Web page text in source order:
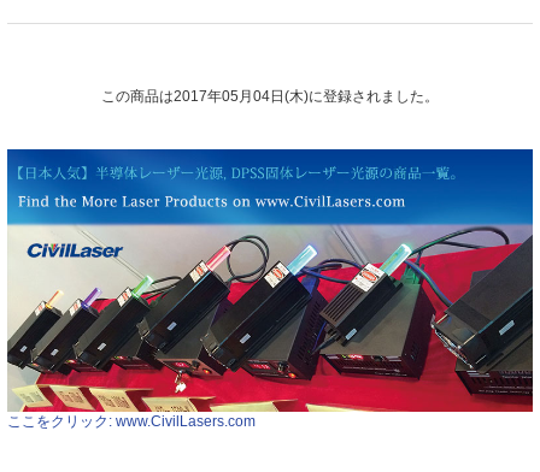
この商品は2017年05月04日(木)に登録されました。
ここをクリック: www.CivilLasers.com